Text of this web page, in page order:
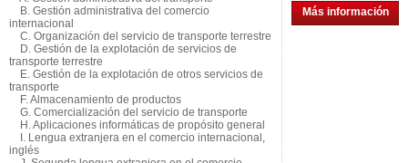
B. Gestión administrativa del comercio
internacional
C. Organización del servicio de transporte terrestre
D. Gestión de la explotación de servicios de
transporte terrestre
E. Gestión de la explotación de otros servicios de
transporte
F. Almacenamiento de productos
G. Comercialización del servicio de transporte
H. Aplicaciones informáticas de propósito general
I. Lengua extranjera en el comercio internacional,
inglés
Más información